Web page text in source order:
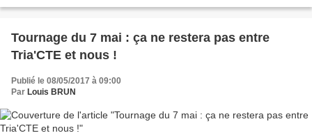
Tournage du 7 mai : ça ne restera pas entre
Tria'CTE et nous !
Publié le 08/05/2017 à 09:00
Par Louis BRUN